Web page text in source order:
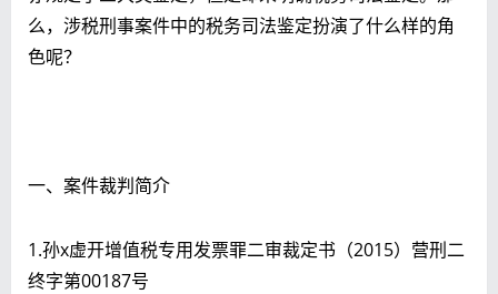
么，涉税刑事案件中的税务司法鉴定扮演了什么样的角
色呢？
一、案件裁判简介
1.孙x虚开增值税专用发票罪二审裁定书（2015）营刑二
终字第00187号